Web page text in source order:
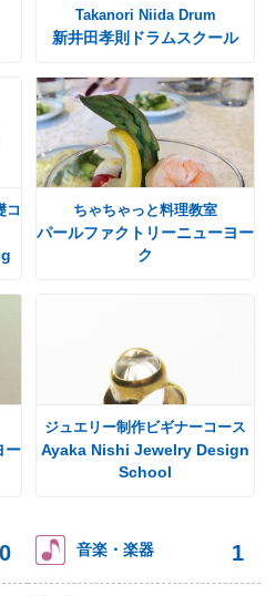
Takanori Niida Drum
新井田孝則ドラムスクール
コ
ちゃちゃっと料理教室
パールファクトリーニューヨー
ク
ー
ジュエリー制作ビギナーコース
Ayaka Nishi Jewelry Design
School
0 音楽・楽器 1